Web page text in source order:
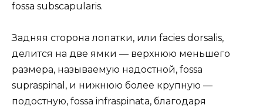
fossa subscapularis.
Задняя сторона лопатки, или facies dorsalis,
делится на две ямки — верхнюю меньшего
размера, называемую надостной, fossa
supraspinal, и нижнюю более крупную —
подостную, fossa infraspinata, благодаря